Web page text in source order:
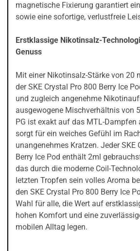
magnetische Fixierung garantiert
sowie eine sofortige, verlustfreie
Erstklassige Nikotinsalz-
Genuss
Mit einer Nikotinsalz-Stärke von 20
der SKE Crystal Pro 800 Berry Ice
und zugleich angenehme
ausgewogene Mischverhältnis von
PG ist exakt auf das MTL-Dampfen
sorgt für ein weiches Gefühl im
unangenehmes Kratzen. Jeder SKE
Berry Ice Pod enthält 2ml
das durch die moderne Coil-
letzten Tropfen sein volles Aroma
den SKE Crystal Pro 800 Berry Ice
Wahl für alle, die Wert auf
hohen Komfort und eine
mobilen Alltag legen.